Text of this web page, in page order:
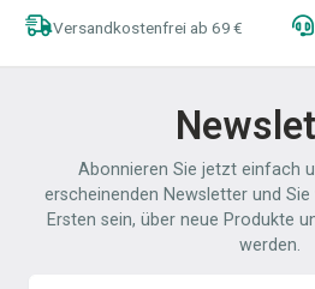
Versandkostenfrei ab 69 €
Abonnieren Sie jetzt einfach
erscheinenden Newsletter und
Ersten sein, über neue Produkte
werden.